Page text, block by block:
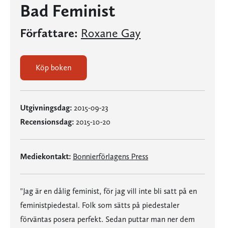
Bad Feminist
Författare: Roxane Gay
Köp boken
Utgivningsdag: 2015-09-23
Recensionsdag: 2015-10-20
Mediekontakt: Bonnierförlagens Press
"Jag är en dålig feminist, för jag vill inte bli satt på en
feministpiedestal. Folk som sätts på piedestaler
förväntas posera perfekt. Sedan puttar man ner dem